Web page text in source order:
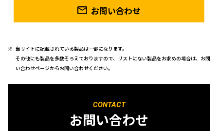
お問い合わせ
当サイトに記載されている製品は一部になります。
その他にも製品を多数そろえておりますので、リストにない製品をお求めの場合は、お問
い合わせページからお問い合わせください。
CONTACT
お問い合わせ